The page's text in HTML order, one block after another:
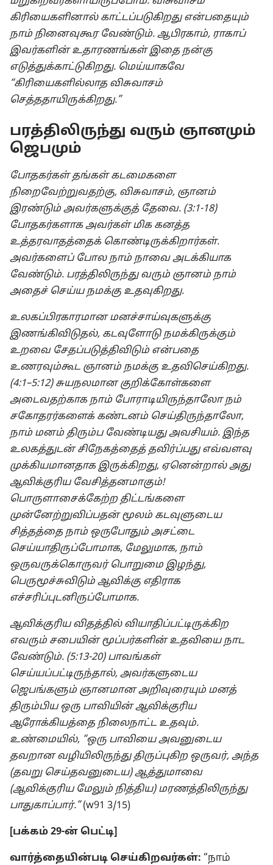
கிரியைகளினால் காட்டப்படுகிறது என்பதையும்
நாம் நினைவுகூர வேண்டும். ஆபிரகாம், ராகாப்
இவர்களின் உதாரணங்கள் இதை நன்கு
எடுத்துக்காட்டுகிறது. மெய்யாகவே
“கிரியைகளில்லாத விசுவாசம்
செத்ததாயிருக்கிறது.”
பரத்திலிருந்து வரும் ஞானமும்
ஜெபமும்
போதகர்கள் தங்கள் கடமைகளை
நிறைவேற்றுவதற்கு, விசுவாசம், ஞானம்
இரண்டும் அவர்களுக்குத் தேவை. (3:1-18)
போதகர்களாக அவர்கள் மிக கனத்த
உத்தரவாதத்தைக் கொண்டிருக்கிறார்கள்.
அவர்களைப் போல நாம் நாவை அடக்கியாக
வேண்டும். பரத்திலிருந்து வரும் ஞானம் நாம்
அதைச் செய்ய நமக்கு உதவுகிறது.
உலகப்பிரகாரமான மனச்சாய்வுகளுக்கு
இணங்கிவிடுதல், கடவுளோடு நமக்கிருக்கும்
உறவை சேதப்படுத்திவிடும் என்பதை
உணரவும்கூட ஞானம் நமக்கு உதவிசெய்கிறது.
(4:1–5:12) சுயநலமான குறிக்கோள்களை
அடைவதற்காக நாம் போராடியிருந்தாலோ நம்
சகோதரர்களைக் கண்டனம் செய்திருந்தாலோ,
நாம் மனம் திரும்ப வேண்டியது அவசியம். இந்த
உலகத்துடன் சிநேகத்தைத் தவிர்ப்பது எவ்வளவு
முக்கியமானதாக இருக்கிறது, ஏனென்றால் அது
ஆவிக்குரிய வேசித்தனமாகும்!
பொருளாசைக்கேற்ற திட்டங்களை
முன்னேற்றுவிப்பதன் மூலம் கடவுளுடைய
சித்தத்தை நாம் ஒருபோதும் அசட்டை
செய்யாதிருப்போமாக, மேலுமாக, நாம்
ஒருவருக்கொருவர் பொறுமை இழந்து,
பெருமூச்சுவிடும் ஆவிக்கு எதிராக
எச்சரிப்புடனிருப்போமாக.
ஆவிக்குரிய விதத்தில் வியாதிப்பட்டிருக்கிற
எவரும் சபையின் மூப்பர்களின் உதவியை நாட
வேண்டும். (5:13-20) பாவங்கள்
செய்யப்பட்டிருந்தால், அவர்களுடைய
ஜெபங்களும் ஞானமான அறிவுரையும் மனத்
திரும்பிய ஒரு பாவியின் ஆவிக்குரிய
ஆரோக்கியத்தை நிலைநாட்ட உதவும்.
உண்மையில், “ஒரு பாவியை அவனுடைய
தவறான வழியிலிருந்து திருப்புகிற ஒருவர், அந்த
(தவறு செய்தவனுடைய) ஆத்துமாவை
(ஆவிக்குரிய மேலும் நித்திய) மரணத்திலிருந்து
பாதுகாப்பார்.”(w91 3/15)
[பக்கம் 29-ன் பெட்டி]
வார்த்தையின்படி செய்கிறவர்கள்: “நாம்